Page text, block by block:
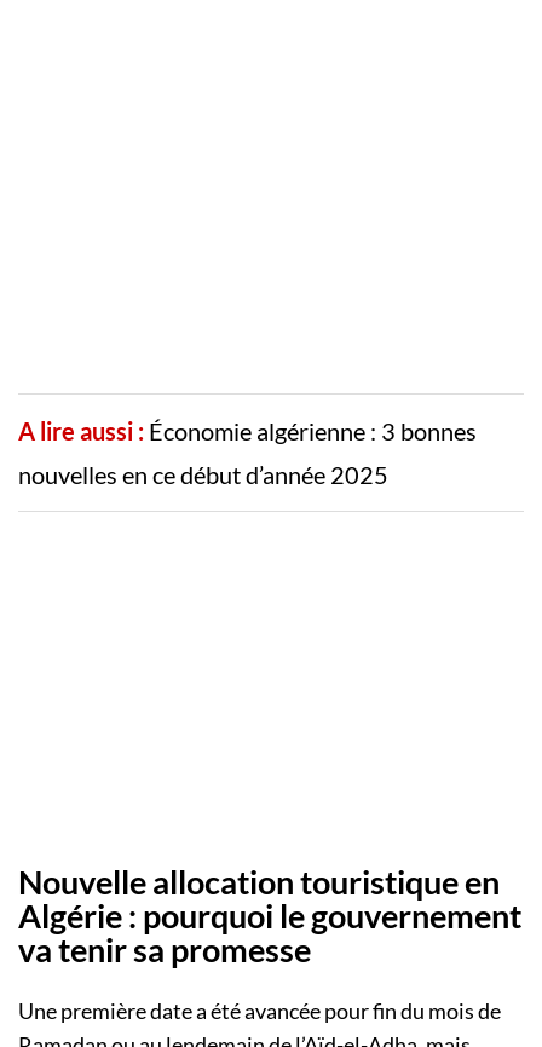
A lire aussi : Économie algérienne : 3 bonnes
nouvelles en ce début d’année 2025
Nouvelle allocation touristique en
Algérie : pourquoi le gouvernement
va tenir sa promesse
Une première date a été avancée pour fin du mois de